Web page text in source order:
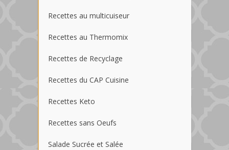
Recettes au multicuiseur
Recettes au Thermomix
Recettes de Recyclage
Recettes du CAP Cuisine
Recettes Keto
Recettes sans Oeufs
Salade Sucrée et Salée